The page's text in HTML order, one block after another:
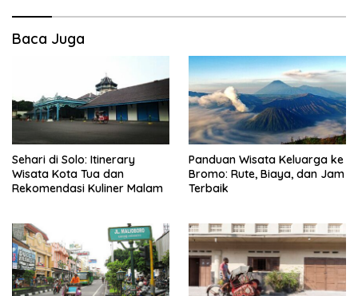
Baca Juga
Sehari di Solo: Itinerary
Wisata Kota Tua dan
Rekomendasi Kuliner Malam
Panduan Wisata Keluarga ke
Bromo: Rute, Biaya, dan Jam
Terbaik